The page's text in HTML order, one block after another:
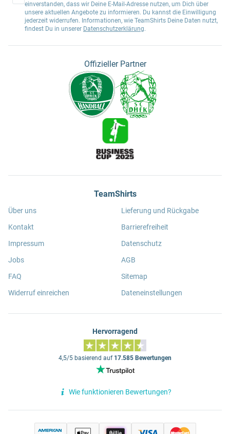
einverstanden, dass wir Deine E-Mail-Adresse nutzen, um Dich über
unsere aktuellen Angebote zu informieren. Du kannst die Einwilligung
jederzeit widerrufen. Informationen, wie TeamShirts Deine Daten nutzt,
findest Du in unserer Datenschutzerklärung.
Offizieller Partner
TeamShirts
Über uns
Kontakt
Impressum
Jobs
FAQ
Widerruf einreichen
Lieferung und Rückgabe
Barrierefreiheit
Datenschutz
AGB
Sitemap
Dateneinstellungen
Hervorragend
4,5/5 basierend auf 17.585 Bewertungen
Wie funktionieren Bewertungen?